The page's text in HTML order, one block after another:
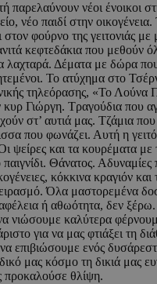
παρελαύνουν νέοι ένοικοι
νέο παιδί στην
στον φούρνο της γειτονιάς
κεφτεδάκια που μεθούν
λαχταρά. Δέματα με δώρα
Το ατύχημα στο
τηλεόρασης, «Το Λούνα
κυρ Γιώργη. Τραγούδια που
στ’ αυτιά μας. Τζάμια που
που φωνάζει. Αυτή η
Οι ψείρες και τα κουρέματα
παιγνίδι. Θάνατος.
κόκκινα κραγιόν
Όλα μαστορεμένα
ή αθωότητα, δεν ξέρω.
νιώσουμε καλύτερα
για να μας φτιάξει τη
επιβιώσουμε ενός
μας κόσμο τη δικιά μας
προκαλούσε θλίψη.